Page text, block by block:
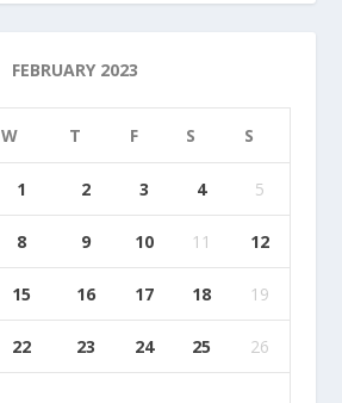
FEBRUARY 2023
W T F S S
1 2 3 4 5
8 9 10 11 12
15 16 17 18 19
22 23 24 25 26